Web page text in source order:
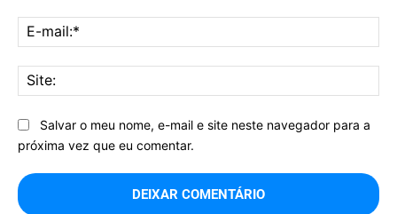
Salvar o meu nome, e-mail e site neste navegador para a
próxima vez que eu comentar.